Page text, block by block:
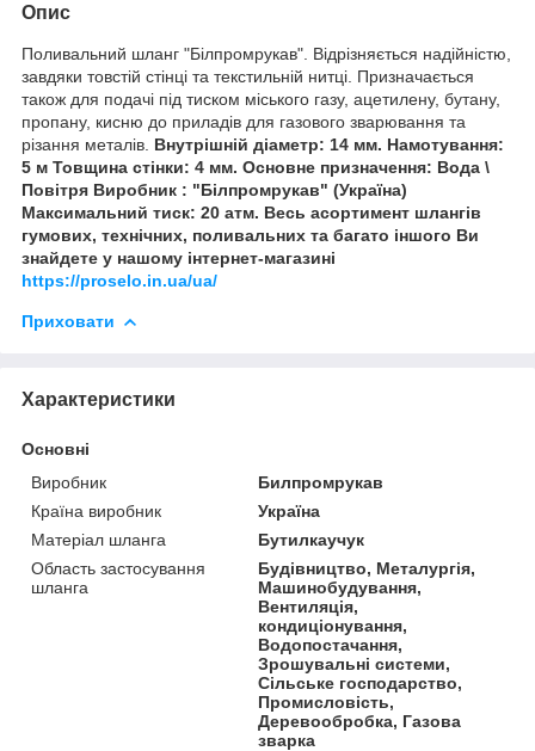
Опис
Поливальний шланг "Білпромрукав". Відрізняється надійністю,
завдяки товстій стінці та текстильній нитці. Призначається
також для подачі під тиском міського газу, ацетилену, бутану,
пропану, кисню до приладів для газового зварювання та
різання металів. Внутрішній діаметр: 14 мм. Намотування:
5 м Товщина стінки: 4 мм. Основне призначення: Вода \
Повітря Виробник : "Білпромрукав" (Україна)
Максимальний тиск: 20 атм. Весь асортимент шлангів
гумових, технічних, поливальних та багато іншого Ви
знайдете у нашому інтернет-магазині
https://proselo.in.ua/ua/
Приховати
Характеристики
Основні
Виробник
Билпромрукав
Країна виробник
Україна
Матеріал шланга
Бутилкаучук
Область застосування
шланга
Будівництво, Металургія,
Машинобудування,
Вентиляція,
кондиціонування,
Водопостачання,
Зрошувальні системи,
Сільське господарство,
Промисловість,
Деревообробка, Газова
зварка